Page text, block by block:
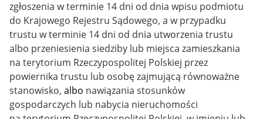
zgłoszenia w terminie 14 dni od dnia wpisu podmiotu
do Krajowego Rejestru Sądowego, a w przypadku
trustu w terminie 14 dni od dnia utworzenia trustu
albo przeniesienia siedziby lub miejsca zamieszkania
na terytorium Rzeczypospolitej Polskiej przez
powiernika trustu lub osobę zajmującą równoważne
stanowisko, albo nawiązania stosunków
gospodarczych lub nabycia nieruchomości